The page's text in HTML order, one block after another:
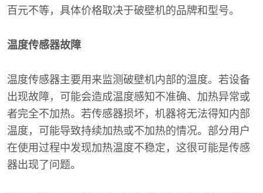
百元不等，具体价格取决于破壁机的品牌和型号。
温度传感器故障
温度传感器主要用来监测破壁机内部的温度。若设备
出现故障，可能会造成温度感知不准确、加热异常或
者完全不加热。若传感器损坏，机器将无法得知内部
温度，可能导致持续加热或不加热的情况。部分用户
在使用过程中发现加热温度不稳定，这很可能是传感
器出现了问题。